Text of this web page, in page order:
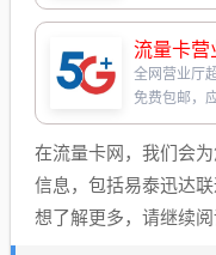
流量卡营
全网营业厅
免费包邮，
在流量卡网，我们会
信息，包括易泰迅达
想了解更多，请继续阅